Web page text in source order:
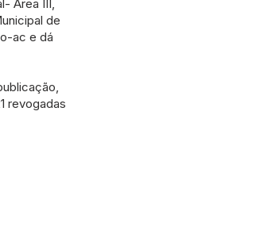
Área III,
de
ac e dá
revogadas